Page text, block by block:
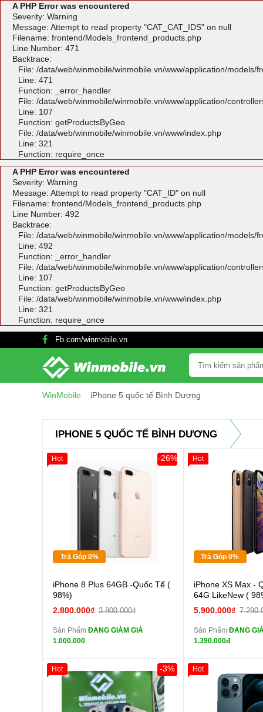
A PHP Error was encountered
Severity: Warning
Message: Attempt to read property "CAT_CAT_IDS" on null
Filename: frontend/Models_frontend_products.php
Line Number: 471
Backtrace:
File: /data/web/winmobile/winmobile.vn/www/application/models/
Line: 471
Function: _error_handler
File: /data/web/winmobile/winmobile.vn/www/application/
Line: 107
Function: getProductsByGeo
File: /data/web/winmobile/winmobile.vn/www/index.php
Line: 321
Function: require_once
A PHP Error was encountered
Severity: Warning
Message: Attempt to read property "CAT_ID" on null
Filename: frontend/Models_frontend_products.php
Line Number: 492
Backtrace:
File: /data/web/winmobile/winmobile.vn/www/application/models/
Line: 492
Function: _error_handler
File: /data/web/winmobile/winmobile.vn/www/application/
Line: 107
Function: getProductsByGeo
File: /data/web/winmobile/winmobile.vn/www/index.php
Line: 321
Function: require_once
Fb.com/winmobile.vn
WinMobile iPhone 5 quốc tế Bình Dương
IPHONE 5 QUỐC TẾ BÌNH DƯƠNG
Trả Góp 0%
Giảm 100.000đ
Khách Hàng
Tặng
Cường lực 10D full
màn
tai nghe iPhone 6S
Pin dự phòng và
các Phụ Kiện Khác
iPhone 8 Plus 64GB -Quốc Tế (
98%)
2.800.000₫ 3.800.000₫
-26%
Sản Phẩm ĐANG GIẢM GIÁ
1.000.000
Hot
Trả Góp 0%
Giảm 100.000đ
Tặng
màn
tai
các Phụ Kiện Khác
iPhone XS Max -
64G LikeNew (
5.900.000₫
Sản Phẩm ĐANG
1.390.000đ
Hot
Giảm 100.000đ
Khách Hàng
Thân Thiết
-3%
Hot
Giảm 100.000đ
Thân Thiết
Hot